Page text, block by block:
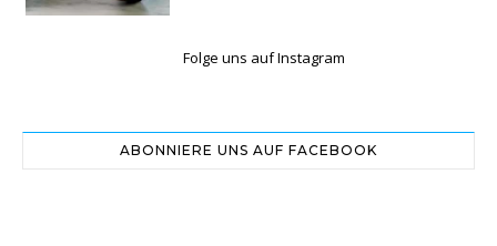
Folge uns auf Instagram
ABONNIERE UNS AUF FACEBOOK